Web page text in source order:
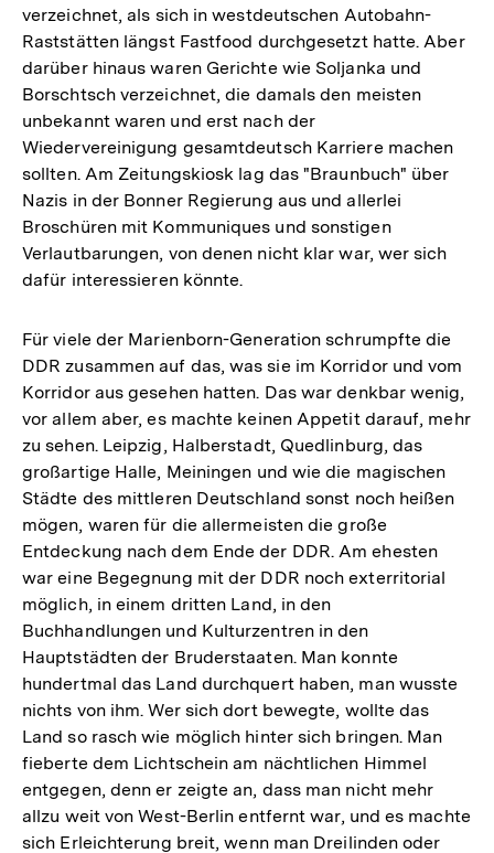
verzeichnet, als sich in westdeutschen Autobahn-
Raststätten längst Fastfood durchgesetzt hatte. Aber
darüber hinaus waren Gerichte wie Soljanka und
Borschtsch verzeichnet, die damals den meisten
unbekannt waren und erst nach der
Wiedervereinigung gesamtdeutsch Karriere machen
sollten. Am Zeitungskiosk lag das "Braunbuch" über
Nazis in der Bonner Regierung aus und allerlei
Broschüren mit Kommuniques und sonstigen
Verlautbarungen, von denen nicht klar war, wer sich
dafür interessieren könnte.
Für viele der Marienborn-Generation schrumpfte die
DDR zusammen auf das, was sie im Korridor und vom
Korridor aus gesehen hatten. Das war denkbar wenig,
vor allem aber, es machte keinen Appetit darauf, mehr
zu sehen. Leipzig, Halberstadt, Quedlinburg, das
großartige Halle, Meiningen und wie die magischen
Städte des mittleren Deutschland sonst noch heißen
mögen, waren für die allermeisten die große
Entdeckung nach dem Ende der DDR. Am ehesten
war eine Begegnung mit der DDR noch exterritorial
möglich, in einem dritten Land, in den
Buchhandlungen und Kulturzentren in den
Hauptstädten der Bruderstaaten. Man konnte
hundertmal das Land durchquert haben, man wusste
nichts von ihm. Wer sich dort bewegte, wollte das
Land so rasch wie möglich hinter sich bringen. Man
fieberte dem Lichtschein am nächtlichen Himmel
entgegen, denn er zeigte an, dass man nicht mehr
allzu weit von West-Berlin entfernt war, und es machte
sich Erleichterung breit, wenn man Dreilinden oder